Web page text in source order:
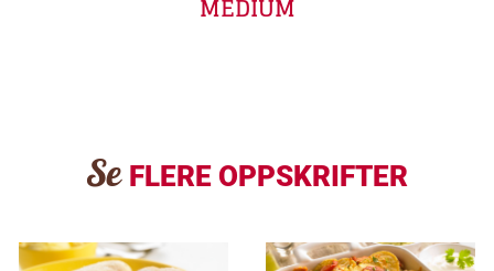
MEDIUM
Se FLERE OPPSKRIFTER